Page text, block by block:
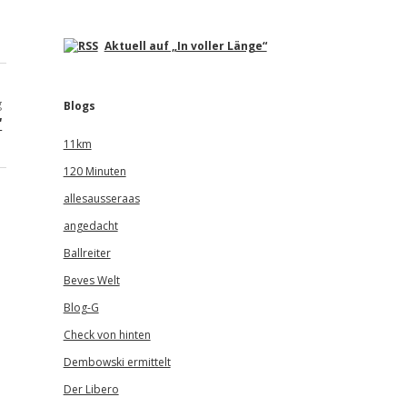
Aktuell auf „In voller Länge“
Blogs
11km
120 Minuten
allesausseraas
angedacht
Ballreiter
Beves Welt
Blog-G
Check von hinten
Dembowski ermittelt
Der Libero